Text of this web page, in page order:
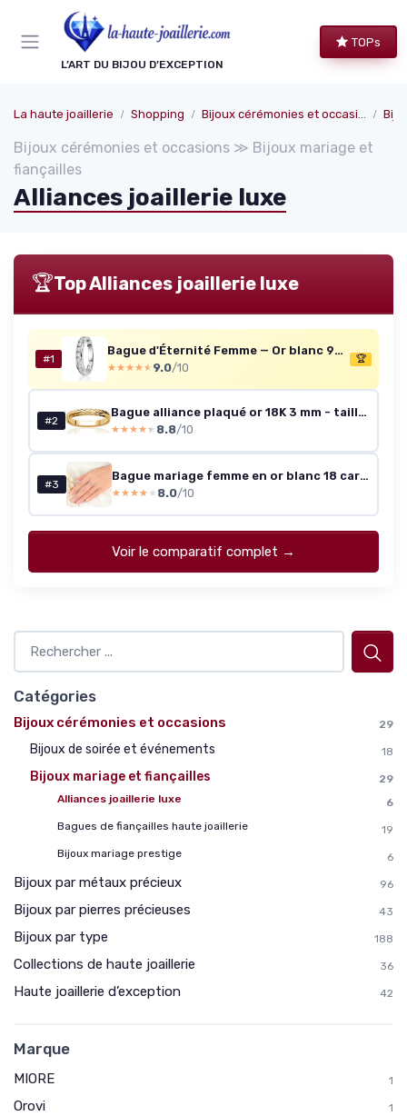
L’ART DU BIJOU D’EXCEPTION
TOPs
La haute joaillerie Shopping Bijoux cérémonies et occasions
Bijoux cérémonies et occasions ≫ Bijoux mariage et
fiançailles
Alliances joaillerie luxe
🏆Top Alliances joaillerie luxe
#1
Bague d'Éternité Femme — Or blanc 9K, 1 ct diamants, tailles 50–60
★★★★★
★★★★★ 9.0/10
🏆
#2
Bague alliance plaqué or 18K 3 mm - taille 58
★★★★★
★★★★★ 8.8/10
#3
Bague mariage femme en or blanc 18 carats, diamants créés 0,2 ct VVS (T62,5)
★★★★★
★★★★★ 8.0/10
Voir le comparatif complet →
Catégories
Bijoux cérémonies et occasions 29
Bijoux de soirée et événements 18
Bijoux mariage et fiançailles
29
Alliances joaillerie luxe
6
Bagues de fiançailles haute joaillerie
19
Bijoux mariage prestige
6
Bijoux par métaux précieux 96
Bijoux par pierres précieuses 43
Bijoux par type 188
Collections de haute joaillerie 36
Haute joaillerie d’exception 42
Marque
MIORE 1
Orovi 1
Panneau de gestion des cookies